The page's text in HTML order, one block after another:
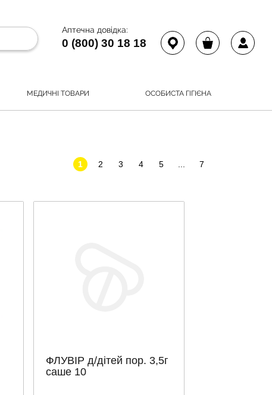
Аптечна довідка:
0 (800) 30 18 18
МЕДИЧНІ ТОВАРИ ОСОБИСТА ГІГІЄНА
1
2 3 4 5 7
ФЛУВІР д/дітей пор. 3,5г
саше 10